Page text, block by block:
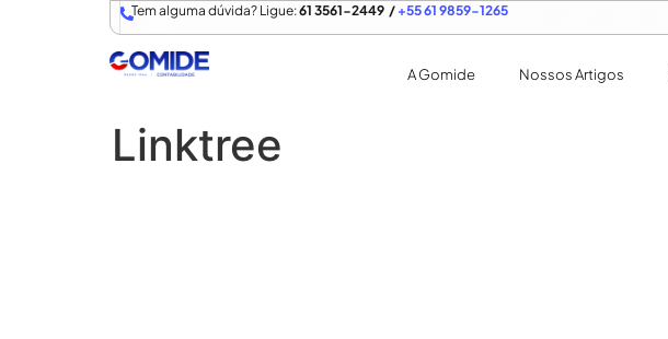
Tem alguma dúvida? Ligue:61 3561-2449 / +55 61 9859-1265
A Gomide Nossos Artigos
Linktree